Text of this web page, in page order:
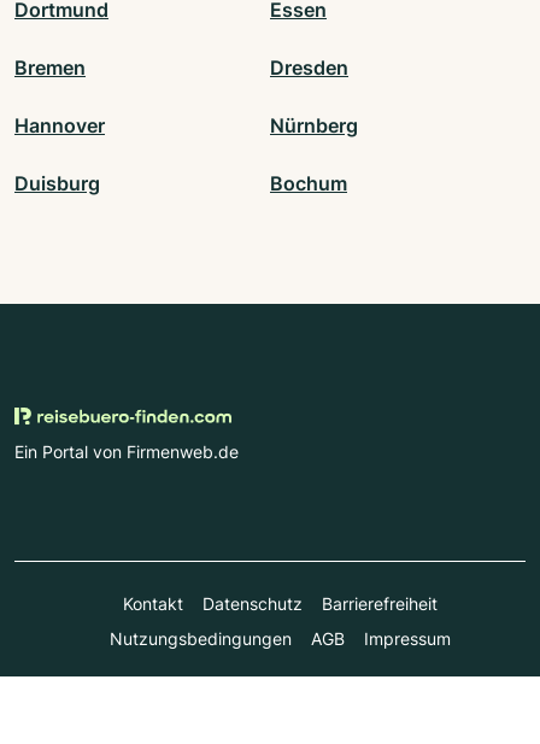
Dortmund Essen
Bremen Dresden
Hannover Nürnberg
Duisburg Bochum
Ein Portal von Firmenweb.de
Kontakt Datenschutz
Barrierefreiheit
Nutzungsbedingungen
AGB Impressum